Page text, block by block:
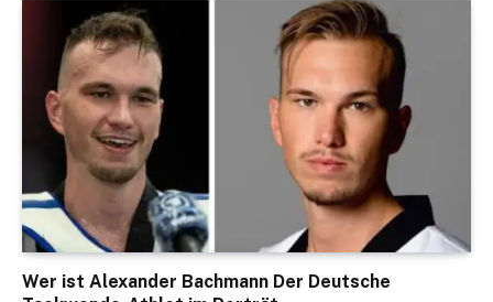
Wer ist Alexander Bachmann Der Deutsche